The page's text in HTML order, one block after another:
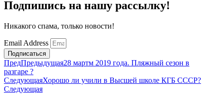
Подпишись на нашу рассылку!
Никакого спама, только новости!
Email Address
Подписаться
ПредПредыдущая28 мартм 2019 года. Пляжный сезон в
разгаре ?
СледующаяХорошо ли учили в Высшей школе КГБ СССР?
Следующая